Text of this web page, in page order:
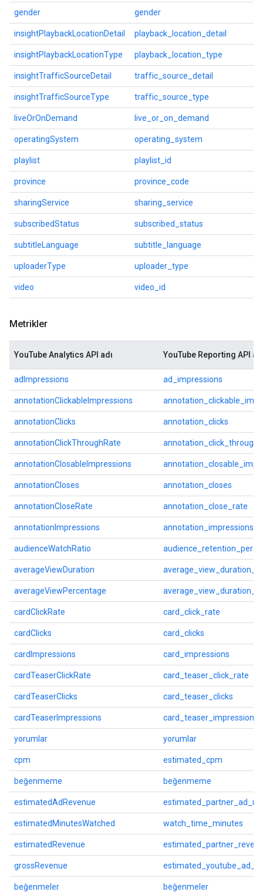
gender gender
insightPlaybackLocationDetail playback_location_detail
insightPlaybackLocationType playback_location_type
insightTrafficSourceDetail traffic_source_detail
insightTrafficSourceType traffic_source_type
liveOrOnDemand live_or_on_demand
operatingSystem operating_system
playlist playlist_id
province province_code
sharingService sharing_service
subscribedStatus subscribed_status
subtitleLanguage subtitle_language
uploaderType uploader_type
video video_id
Metrikler
YouTube Analytics API adı YouTube Reporting API
adImpressions ad_impressions
annotationClickableImpressions
annotationClicks annotation_clicks
annotationClickThroughRate
annotationClosableImpressions
annotationCloses annotation_closes
annotationCloseRate annotation_close_rate
annotationImpressions annotation_impressions
audienceWatchRatio
averageViewDuration
averageViewPercentage
cardClickRate card_click_rate
cardClicks card_clicks
cardImpressions card_impressions
cardTeaserClickRate card_teaser_click_rate
cardTeaserClicks card_teaser_clicks
cardTeaserImpressions card_teaser_impressions
yorumlar yorumlar
cpm estimated_cpm
beğenmeme beğenmeme
estimatedAdRevenue
estimatedMinutesWatched watch_time_minutes
estimatedRevenue
grossRevenue
beğenmeler beğenmeler